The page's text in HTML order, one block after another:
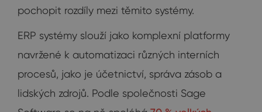
pochopit rozdíly mezi těmito systémy.
ERP systémy slouží jako komplexní platformy
navržené k automatizaci různých interních
procesů, jako je účetnictví, správa zásob a
lidských zdrojů. Podle společnosti Sage